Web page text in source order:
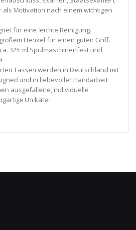
als Motivation nach einem wichtigen
für eine leichte Reinigung.
Henkel für einen guten Griff.
325 ml.Spülmaschinenfest und
Tassen werden in Deutschland mit
und in liebevoller Handarbeit
ausgefallene, individuelle
Unikate!